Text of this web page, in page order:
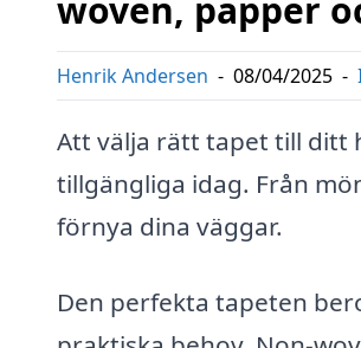
woven, papper
Henrik Andersen - 08/04/2025 -
Att välja rätt tapet till ditt
tillgängliga idag. Från
förnya dina väggar.
Den perfekta tapeten